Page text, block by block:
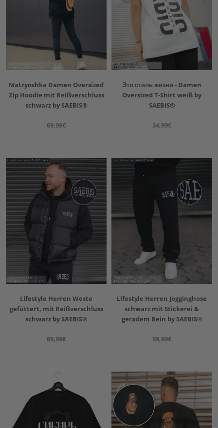
Matryoshka Damen Oversized
Zip Hoodie mit Reißverschluss
schwarz by SAEBIS®
69,99€
Это стиль жизни - Damen
Oversized T-Shirt weiß by
SAEBIS®
34,99€
Lifestyle Herren Weste
gefüttert, mit Reißverschluss
schwarz by SAEBIS®
89,99€
Lifestyle Herren Jogginghose
schwarz mit Stickerei &
geradem Bein by SAEBIS®
59,99€